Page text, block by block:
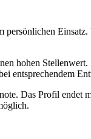
hohen
entsprechendem
Das Profil endet